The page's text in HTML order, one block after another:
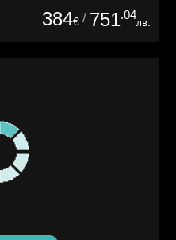
384€ / 751.04
лв.